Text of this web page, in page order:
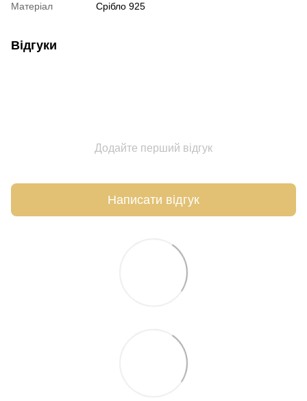
Матеріал
Срібло 925
Відгуки
Додайте перший відгук
Написати відгук